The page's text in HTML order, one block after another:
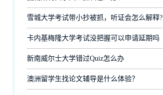
雪城大学考试带小抄被抓，听证会怎么解释?
卡内基梅隆大学考试没把握可以申请延期吗
新南威尔士大学错过Quiz怎么办
澳洲留学生找论文辅导是什么体验？